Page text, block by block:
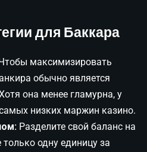
для Баккара
максимизировать
обычно является
она менее гламурна, у
низких маржин казино.
Разделите свой баланс на
только одну единицу за